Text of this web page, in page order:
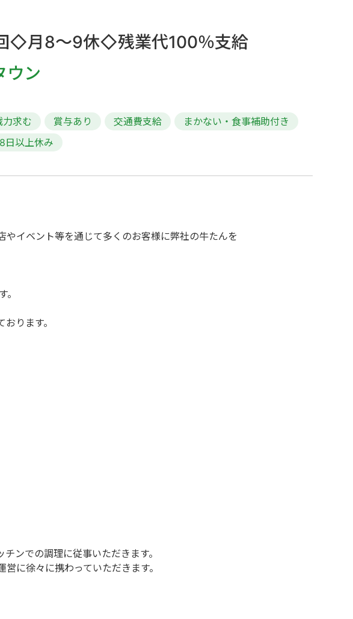
◇月8～9休◇残業代100％支給
ウン
力求む 賞与あり 交通費支給
まかない・食事補助付き
日以上休み
イベント等を通じて多くのお客様に弊社の牛たんを
ります。
ンでの調理に従事いただきます。
に徐々に携わっていただきます。